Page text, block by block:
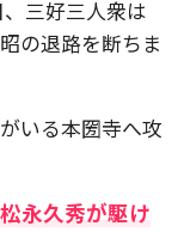
三好三人衆は
の退路を断ちま
いる本圀寺へ攻
永久秀が駆け